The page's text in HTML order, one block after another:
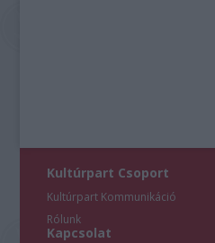
Kultúrpart Csoport
Kultúrpart Kommunikáció
Rólunk
Kapcsolat